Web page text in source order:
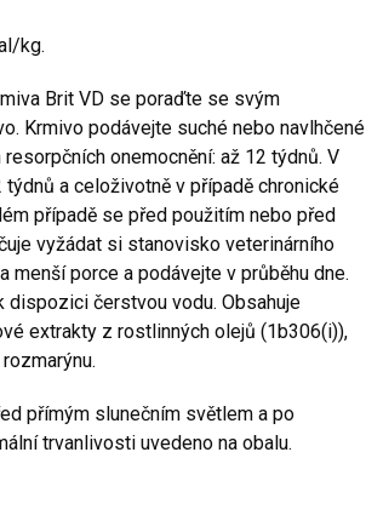
kg.
Brit VD se poraďte se svým
Krmivo podávejte suché nebo navlhčené
onemocnění: až 12 týdnů. V
a celoživotně v případě chronické
případě se před použitím nebo před
vyžádat si stanovisko veterinárního
menší porce a podávejte v průběhu dne.
dispozici čerstvou vodu. Obsahuje
extrakty z rostlinných olejů (1b306(i)),
přímým slunečním světlem a po
trvanlivosti uvedeno na obalu.